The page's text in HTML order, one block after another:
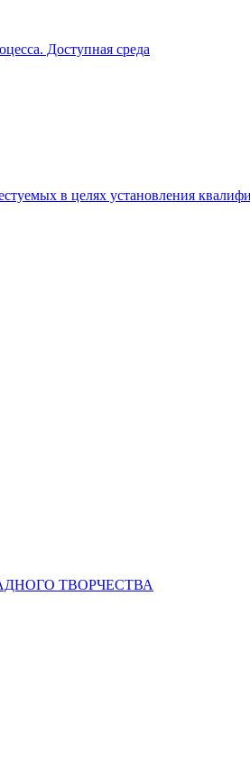
Доступная среда
в целях установления
ТВОРЧЕСТВА